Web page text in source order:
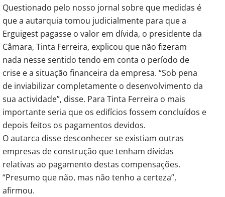
Questionado pelo nosso jornal sobre que medidas é
que a autarquia tomou judicialmente para que a
Erguigest pagasse o valor em dívida, o presidente da
Câmara, Tinta Ferreira, explicou que não fizeram
nada nesse sentido tendo em conta o período de
crise e a situação financeira da empresa. “Sob pena
de inviabilizar completamente o desenvolvimento da
sua actividade”, disse. Para Tinta Ferreira o mais
importante seria que os edifícios fossem concluídos e
depois feitos os pagamentos devidos.
O autarca disse desconhecer se existiam outras
empresas de construção que tenham dívidas
relativas ao pagamento destas compensações.
“Presumo que não, mas não tenho a certeza”,
afirmou.